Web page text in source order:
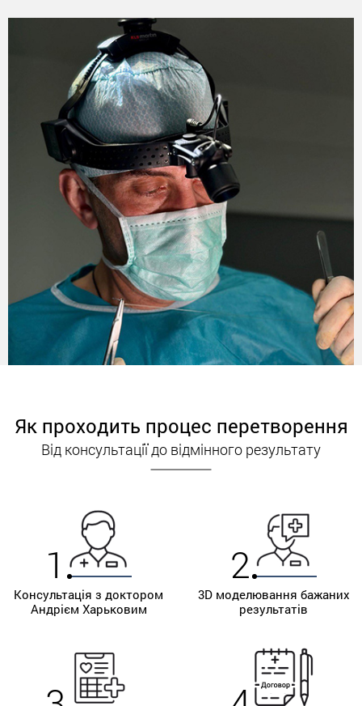
Як проходить процес перетворення
Від консультації до відмінного результату
1
Консультація з доктором
Андрієм Харьковим
2
3D моделювання бажаних
результатів